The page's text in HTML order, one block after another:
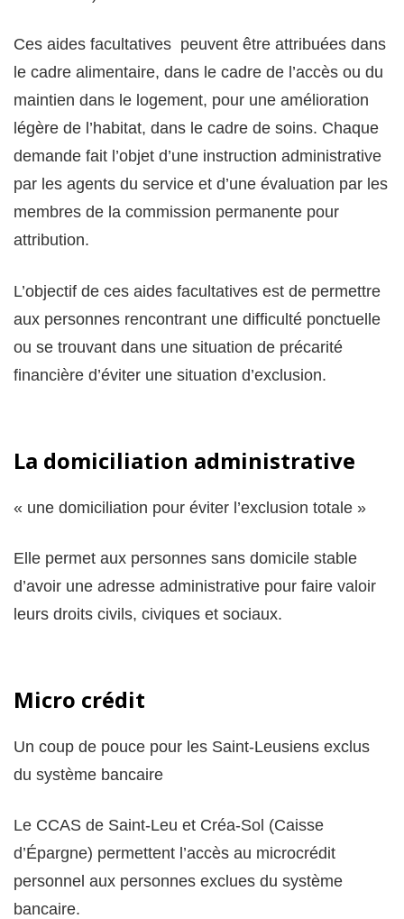
Ces aides facultatives peuvent être attribuées dans
le cadre alimentaire, dans le cadre de l’accès ou du
maintien dans le logement, pour une amélioration
légère de l’habitat, dans le cadre de soins. Chaque
demande fait l’objet d’une instruction administrative
par les agents du service et d’une évaluation par les
membres de la commission permanente pour
attribution.
L’objectif de ces aides facultatives est de permettre
aux personnes rencontrant une difficulté ponctuelle
ou se trouvant dans une situation de précarité
financière d’éviter une situation d’exclusion.
La domiciliation administrative
« une domiciliation pour éviter l’exclusion totale »
Elle permet aux personnes sans domicile stable
d’avoir une adresse administrative pour faire valoir
leurs droits civils, civiques et sociaux.
Micro crédit
Un coup de pouce pour les Saint-Leusiens exclus
du système bancaire
Le CCAS de Saint-Leu et Créa-Sol (Caisse
d’Épargne) permettent l’accès au microcrédit
personnel aux personnes exclues du système
bancaire.